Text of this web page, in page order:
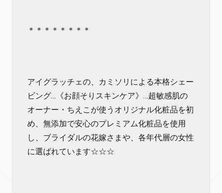
＊＊＊＊＊＊＊＊
アイグラッチェの、カミソリによる本格シェー
ビング…《お顔そりスキンケア》…超敏感肌の
オーナー・ちえこが使うオリジナル化粧品を初
め、無添加で安心のプレミアム化粧品を使用
し、ブライダルの花嫁さまや、各年代層の女性
に選ばれています☆☆☆